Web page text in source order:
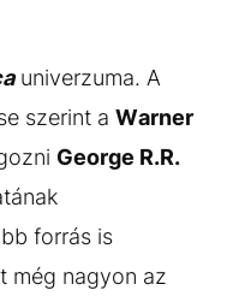
univerzuma. A
szerint a Warner
George R.R.
forrás is
még nagyon az